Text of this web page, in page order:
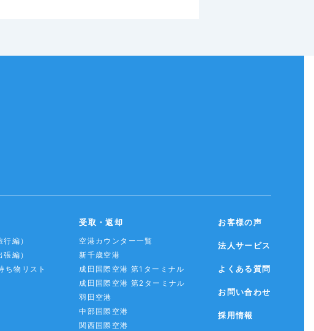
行編）
張編）
ち物リスト
受取・返却
空港カウンター一覧
新千歳空港
成田国際空港 第1ターミナル
成田国際空港 第2ターミナル
羽田空港
中部国際空港
関西国際空港
お客様の声
法人サービス
よくある質問
お問い合わせ
採用情報